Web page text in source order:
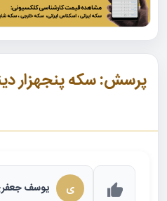
پرسش: سکه پنجهزار
ی یوسف